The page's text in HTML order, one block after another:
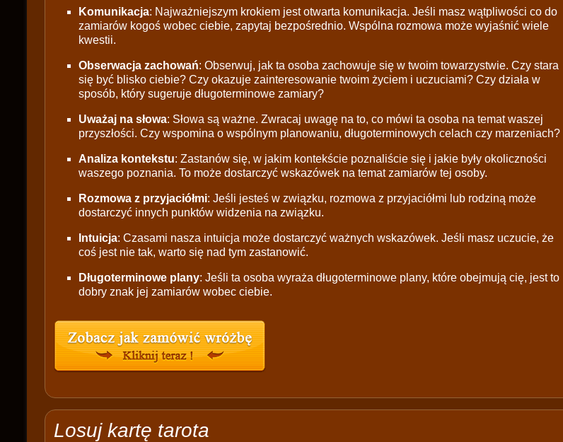
Komunikacja: Najważniejszym krokiem jest otwarta komunikacja. Jeśli masz wątpliwości co do
zamiarów kogoś wobec ciebie, zapytaj bezpośrednio. Wspólna rozmowa może wyjaśnić wiele
kwestii.
Obserwacja zachowań: Obserwuj, jak ta osoba zachowuje się w twoim towarzystwie. Czy stara
się być blisko ciebie? Czy okazuje zainteresowanie twoim życiem i uczuciami? Czy działa w
sposób, który sugeruje długoterminowe zamiary?
Uważaj na słowa: Słowa są ważne. Zwracaj uwagę na to, co mówi ta osoba na temat waszej
przyszłości. Czy wspomina o wspólnym planowaniu, długoterminowych celach czy marzeniach?
Analiza kontekstu: Zastanów się, w jakim kontekście poznaliście się i jakie były okoliczności
waszego poznania. To może dostarczyć wskazówek na temat zamiarów tej osoby.
Rozmowa z przyjaciółmi: Jeśli jesteś w związku, rozmowa z przyjaciółmi lub rodziną może
dostarczyć innych punktów widzenia na związku.
Intuicja: Czasami nasza intuicja może dostarczyć ważnych wskazówek. Jeśli masz uczucie, że
coś jest nie tak, warto się nad tym zastanowić.
Długoterminowe plany: Jeśli ta osoba wyraża długoterminowe plany, które obejmują cię, jest to
dobry znak jej zamiarów wobec ciebie.
Losuj kartę tarota